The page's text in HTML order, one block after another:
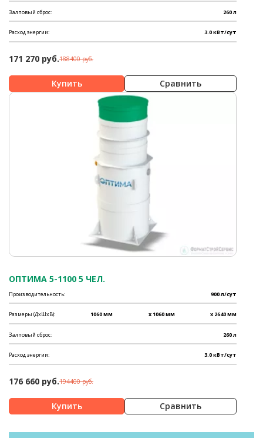
Залповый сброс: 260 л
Расход энергии: 3.0 кВт/сут
171 270 руб.188400 руб.
Сравнить
ОПТИМА 5-1100 5 ЧЕЛ.
Производительность: 900 л/сут
Размеры (ДхШхВ): 1060 мм x 1060 мм x 2640 мм
Залповый сброс: 260 л
Расход энергии: 3.0 кВт/сут
176 660 руб.194400 руб.
Сравнить